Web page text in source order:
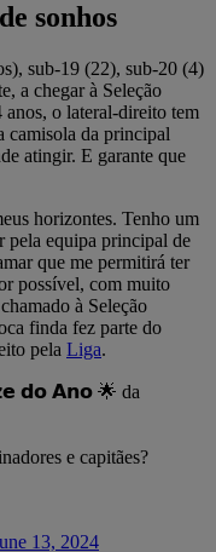
sonhos
sub-19 (22), sub-20 (4)
a chegar à Seleção
o lateral-direito tem
camisola da principal
atingir. E garante que
horizontes. Tenho um
pela equipa principal de
que me permitirá ter
possível, com muito
à Seleção
finda fez parte do
pela Liga.
𝗱𝗼 𝗔𝗻𝗼 🌟 da
e capitães?
13, 2024